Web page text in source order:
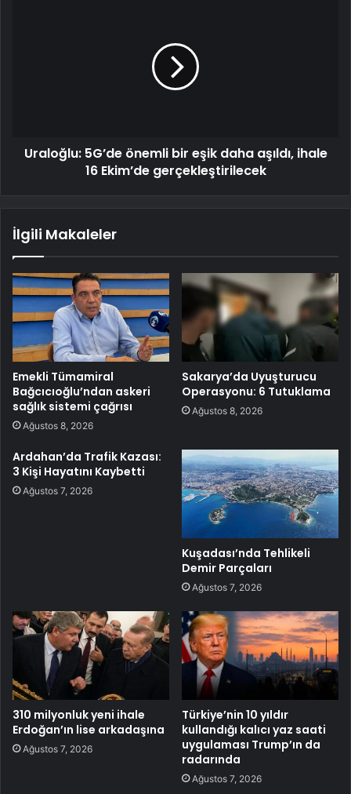
Uraloğlu: 5G’de önemli bir eşik daha aşıldı, ihale
16 Ekim’de gerçekleştirilecek
İlgili Makaleler
Emekli Tümamiral
Bağcıcıoğlu’ndan askeri
sağlık sistemi çağrısı
Ağustos 8, 2026
Sakarya’da Uyuşturucu
Operasyonu: 6 Tutuklama
Ağustos 8, 2026
Ardahan’da Trafik Kazası:
3 Kişi Hayatını Kaybetti
Ağustos 7, 2026
Kuşadası’nda Tehlikeli
Demir Parçaları
Ağustos 7, 2026
310 milyonluk yeni ihale
Erdoğan’ın lise arkadaşına
Ağustos 7, 2026
Türkiye’nin 10 yıldır
kullandığı kalıcı yaz saati
uygulaması Trump’ın da
radarında
Ağustos 7, 2026